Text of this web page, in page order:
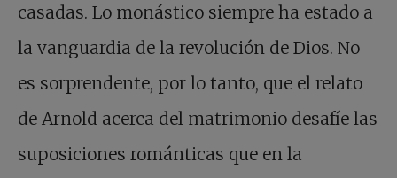
casadas. Lo monástico siempre ha estado a
la vanguardia de la revolución de Dios. No
es sorprendente, por lo tanto, que el relato
de Arnold acerca del matrimonio desafíe las
suposiciones románticas que en la